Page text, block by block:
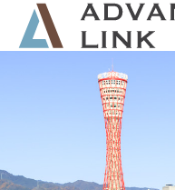
会社概要
ネット保険